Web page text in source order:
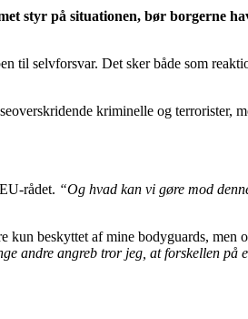
styr på situationen, bør borgerne
selvforsvar. Det sker både som
kriminelle og terrorister,
rådet. “Og hvad kan vi gøre mod
beskyttet af mine bodyguards, men
andre angreb tror jeg, at forskellen på